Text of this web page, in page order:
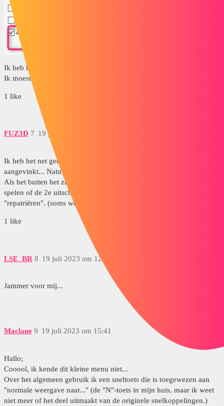
Ik heb het vakje aangevinkt, maar ik weet niet waar mijn knop is...
Ik moest het verplaatsen, maar ik kan het niet meer vinden...
1 like
FUZ3D 19 juli 2023 om 12:48
7
Ik heb het net getest en ik had dit menu niet, ook al was het
aangevinkt... Natuurlijk zat hij in een hoekje op het 2e scherm.
Als het buiten het zichtbare gebied is, moet je met de schermposities
spelen of de 2e uitschakelen om het betreffende menu te
"repatriëren". (soms werkt het)
1 like
LSE_BR 19 juli 2023 om 12:56
8
Jammer voor mij...
Maclane 19 juli 2023 om 15:41
9
Hallo;
Cooool, ik kende dit kleine menu niet...
Over het algemeen gebruik ik een sneltoets die is toegewezen aan
"normale weergave naar..." (de "N"-toets in mijn huis, maar ik weet
niet meer of het deel uitmaakt van de originele snelkoppelingen.)